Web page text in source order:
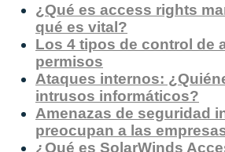
¿Qué es access rights
qué es vital?
Los 4 tipos de control de
permisos
Ataques internos:
intrusos informáticos?
Amenazas de seguridad
preocupan a las
¿Qué es SolarWinds